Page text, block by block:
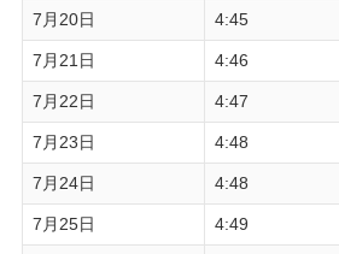
7月20日 4:45
7月21日 4:46
7月22日 4:47
7月23日 4:48
7月24日 4:48
7月25日 4:49